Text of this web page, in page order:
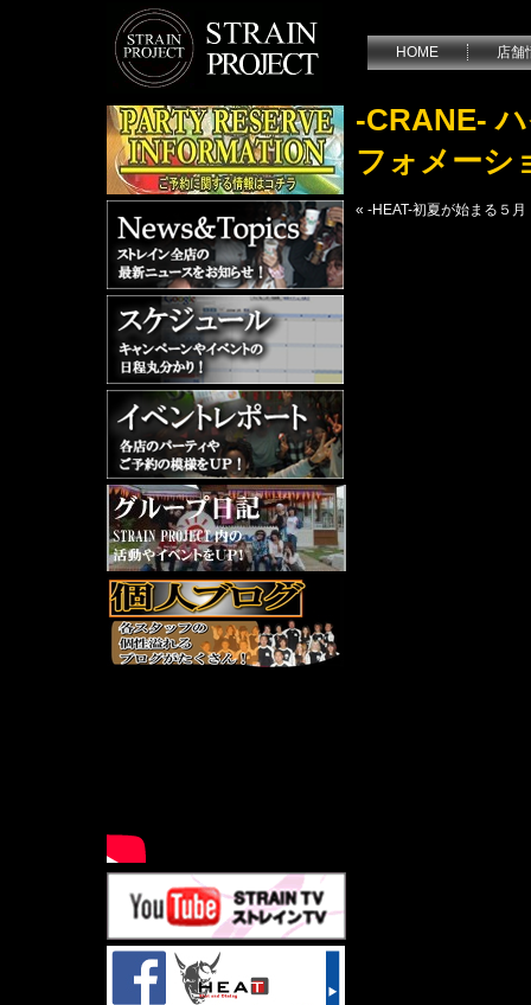
HOME 店舗
-CRANE-
フォメー
« -HEAT-初夏が始まる５